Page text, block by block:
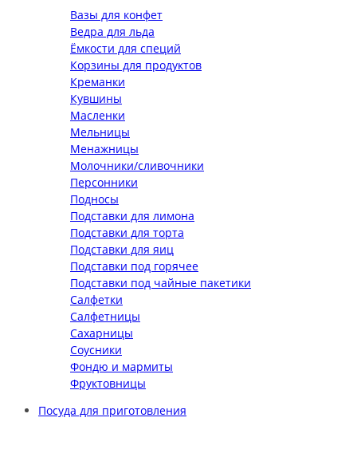
Вазы для конфет
Ведра для льда
Ёмкости для специй
Корзины для продуктов
Креманки
Кувшины
Масленки
Мельницы
Менажницы
Молочники/сливочники
Персонники
Подносы
Подставки для лимона
Подставки для торта
Подставки для яиц
Подставки под горячее
Подставки под чайные пакетики
Салфетки
Салфетницы
Сахарницы
Соусники
Фондю и мармиты
Фруктовницы
Посуда для приготовления